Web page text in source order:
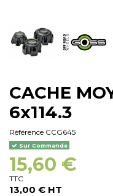
CACHE
6x114.3
Référence CCG645
Sur Commande
15,60 €
TTC
13,00 € HT